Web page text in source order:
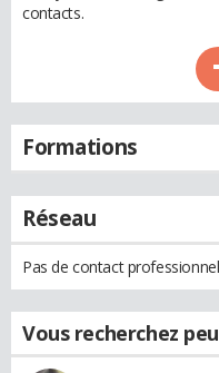
contacts.
Formations
Réseau
Pas de contact professionnel
Vous recherchez